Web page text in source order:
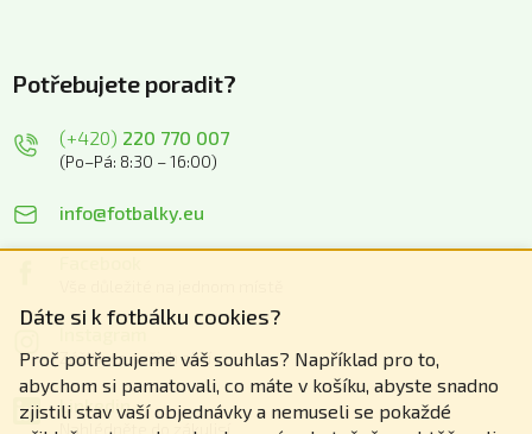
Dáte si k fotbálku cookies?
Proč potřebujeme váš souhlas? Například pro to,
abychom si pamatovali, co máte v košíku, abyste snadno
zjistili stav vaší objednávky a nemuseli se pokaždé
Potřebujete poradit?
(+420) 220 770 007
(Po–Pá: 8:30 – 16:00)
info@fotbalky.eu
Zážitky z našich akcí
Linkedin
Nahlédněte do zákulisí